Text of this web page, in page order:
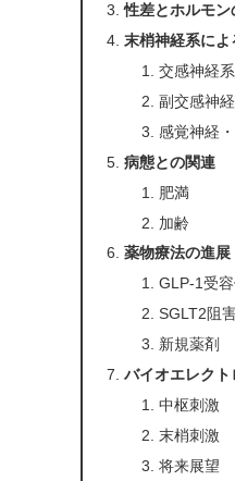
性差とホルモン
末梢神経系によ
交感神経系
副交感神
感覚神経
病態との関連
肥満
加齢
薬物療法の進展
GLP-1受
SGLT2阻
新規薬剤
バイオエレク
中枢刺激
末梢刺激
将来展望